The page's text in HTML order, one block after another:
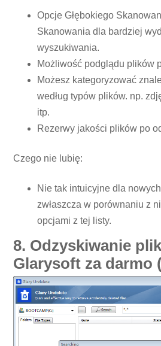
Opcje Głębokiego
Skanowania dla bardziej
wyszukiwania.
Możliwość podglądu plików
Możesz kategoryzować
według typów plików. np.
itp.
Rezerwy jakości plików po
Czego nie lubię:
Nie tak intuicyjne dla
zwłaszcza w porównaniu z
opcjami z tej listy.
8. Odzyskiwanie
Glarysoft za darmo